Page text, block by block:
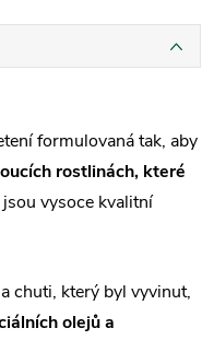
formulovaná tak, aby
rostlinách, které
vysoce kvalitní
chuti, který byl vyvinut,
olejů a